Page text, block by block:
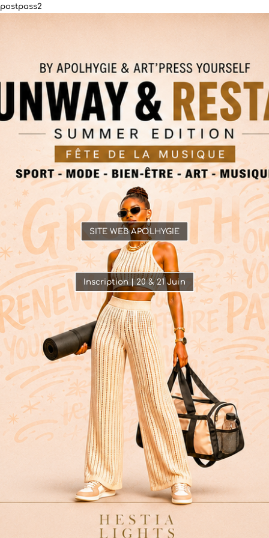
postpass2
SITE WEB APOLHYGIE
Inscription | 20 & 21 Juin